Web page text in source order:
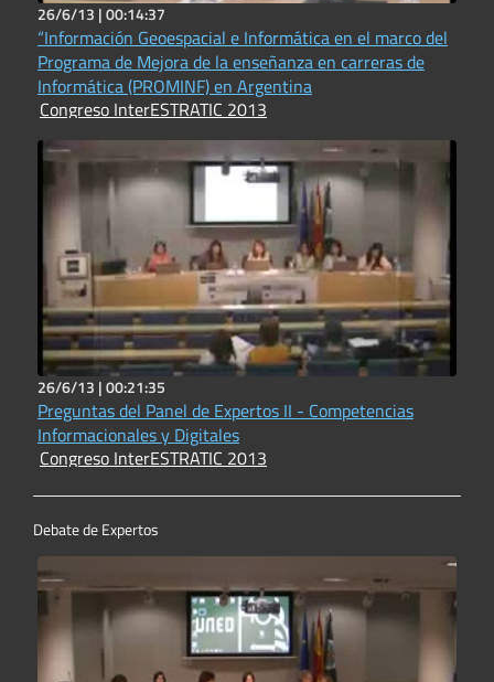
26/6/13 |00:14:37
“Información Geoespacial e Informática en el marco del
Programa de Mejora de la enseñanza en carreras de
Informática (PROMINF) en Argentina
Congreso InterESTRATIC 2013
26/6/13 |00:21:35
Preguntas del Panel de Expertos II - Competencias
Informacionales y Digitales
Congreso InterESTRATIC 2013
Debate de Expertos